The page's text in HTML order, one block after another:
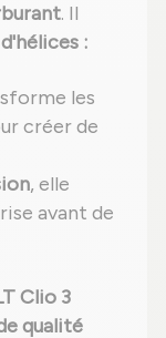
. Il
:
les
créer de
, elle
avant de
Clio 3
qualité